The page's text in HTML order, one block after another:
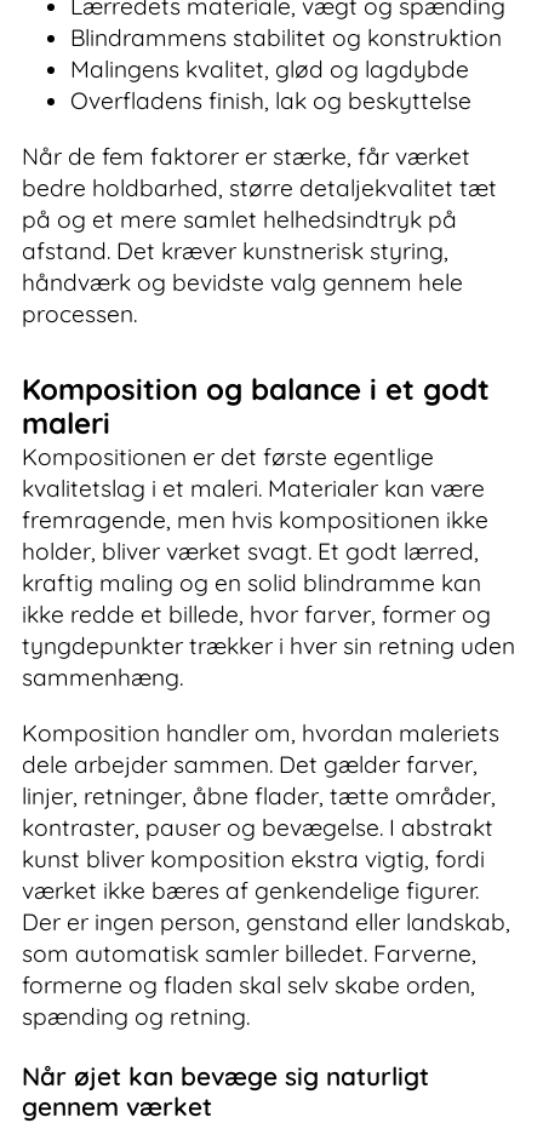
Lærredets materiale, vægt og spænding
Blindrammens stabilitet og konstruktion
Malingens kvalitet, glød og lagdybde
Overfladens finish, lak og beskyttelse
Når de fem faktorer er stærke, får værket
bedre holdbarhed, større detaljekvalitet tæt
på og et mere samlet helhedsindtryk på
afstand. Det kræver kunstnerisk styring,
håndværk og bevidste valg gennem hele
processen.
Komposition og balance i et godt
maleri
Kompositionen er det første egentlige
kvalitetslag i et maleri. Materialer kan være
fremragende, men hvis kompositionen ikke
holder, bliver værket svagt. Et godt lærred,
kraftig maling og en solid blindramme kan
ikke redde et billede, hvor farver, former og
tyngdepunkter trækker i hver sin retning uden
sammenhæng.
Komposition handler om, hvordan maleriets
dele arbejder sammen. Det gælder farver,
linjer, retninger, åbne flader, tætte områder,
kontraster, pauser og bevægelse. I abstrakt
kunst bliver komposition ekstra vigtig, fordi
værket ikke bæres af genkendelige figurer.
Der er ingen person, genstand eller landskab,
som automatisk samler billedet. Farverne,
formerne og fladen skal selv skabe orden,
spænding og retning.
Når øjet kan bevæge sig naturligt
gennem værket